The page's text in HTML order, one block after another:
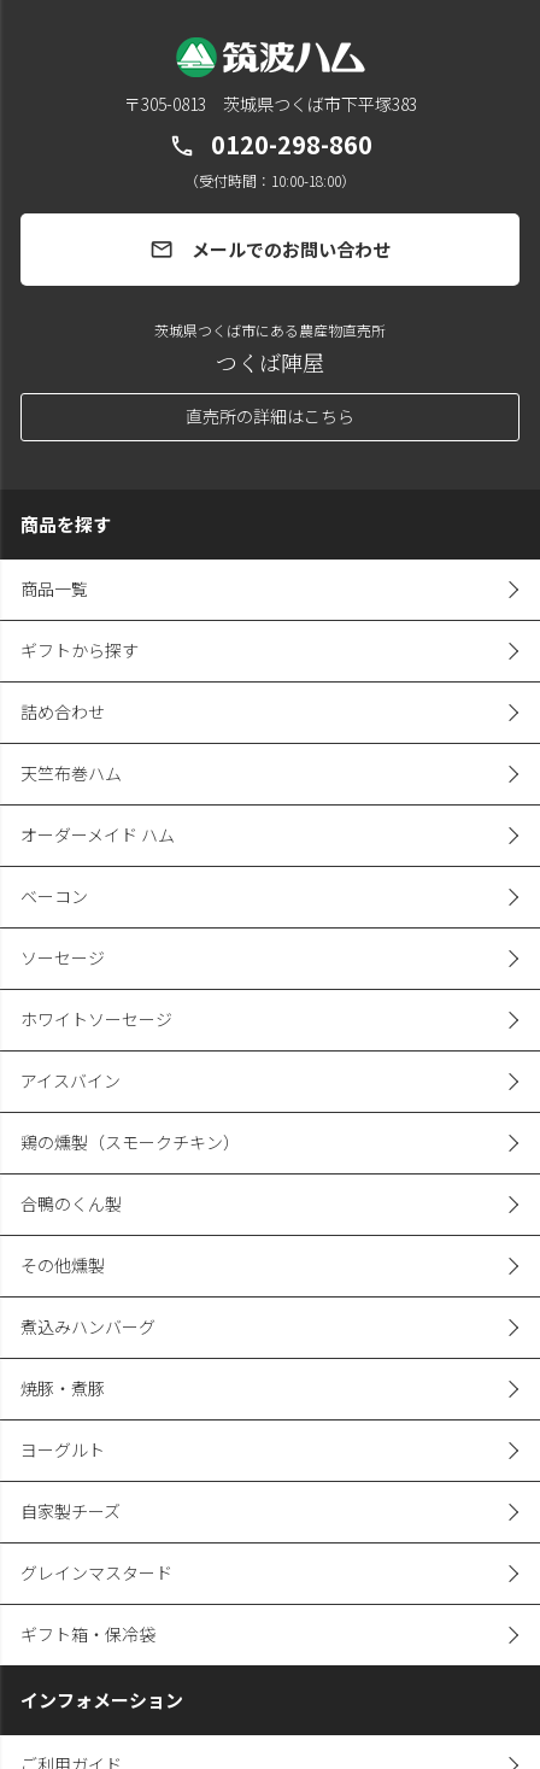
〒305-0813 茨城県つくば市下平塚383
call 0120-298-860
（受付時間：10:00-18:00）
mail メールでのお問い合わせ
茨城県つくば市にある農産物直売所
つくば陣屋
直売所の詳細はこちら
商品を探す
商品一覧
ギフトから探す
詰め合わせ
天竺布巻ハム
オーダーメイド ハム
ベーコン
ソーセージ
ホワイトソーセージ
アイスバイン
鶏の燻製（スモークチキン）
合鴨のくん製
その他燻製
煮込みハンバーグ
焼豚・煮豚
ヨーグルト
自家製チーズ
グレインマスタード
ギフト箱・保冷袋
インフォメーション